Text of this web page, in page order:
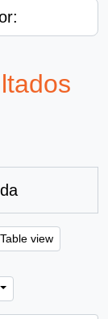
Table view